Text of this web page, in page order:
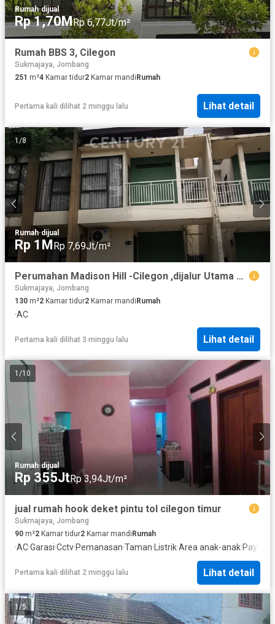
Rumah·dijual
Rp 1,70MRp 6,77Jt/m²
Rumah BBS 3, Cilegon
Sukmajaya, Jombang
251 m²4 Kamar tidur2 Kamar mandi Rumah
Pertama kali dilihat 2 minggu lalu Lihat detail
1/8
Rumah·dijual
Rp 1MRp 7,69Jt/m²
Perumahan Madison Hill -Cilegon ,dijalur Utama Dan Sangat Murah dan Bisa KPR
Sukmajaya, Jombang
130 m²2 Kamar tidur2 Kamar mandiRumah
·AC
Pertama kali dilihat 3 minggu lalu Lihat detail
1 /10
Rumah·dijual
Rp 355JtRp 3,94Jt/m²
jual rumah hook deket pintu tol cilegon timur
Sukmajaya, Jombang
90 m²2 Kamar tidur2 Kamar mandi Rumah
·AC·Garasi·Cctv·Pemanasan·Taman·Listrik·Area anak-anak·Pay TV
Pertama kali dilihat 2 minggu lalu Lihat detail
1/5